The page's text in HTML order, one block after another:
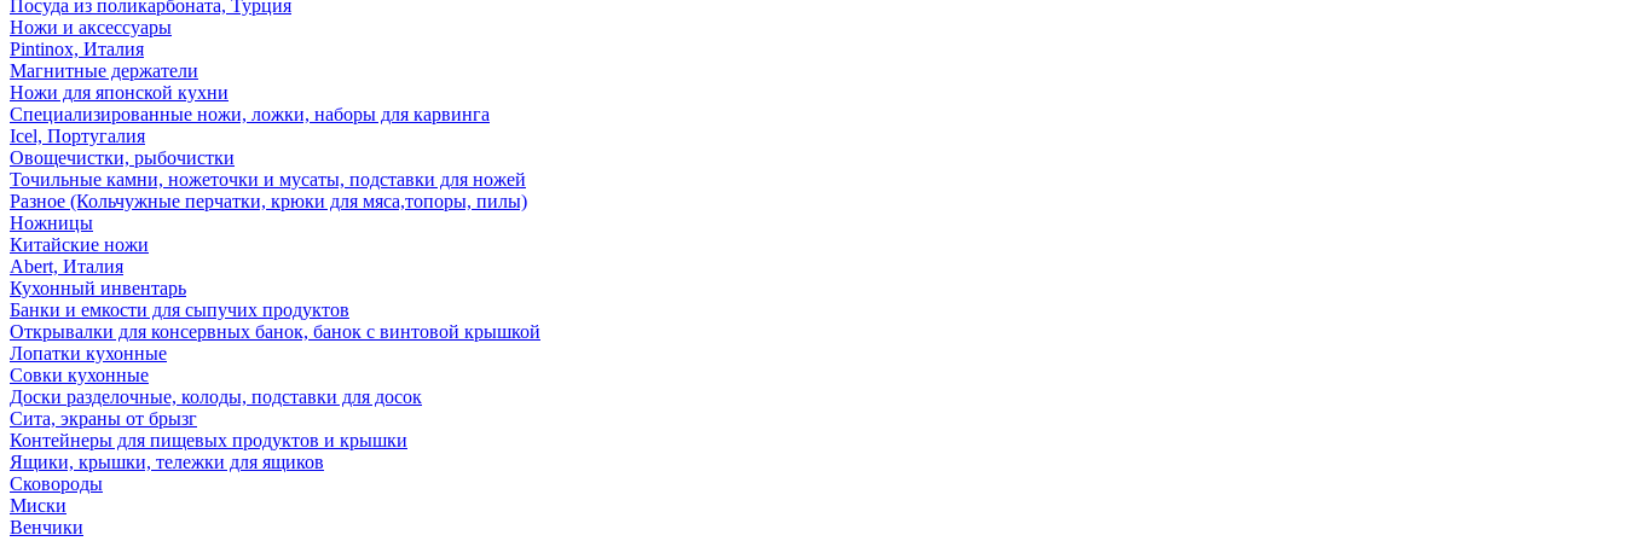
Посуда из поликарбоната, Турция
Ножи и аксессуары
Pintinox, Италия
Магнитные держатели
Ножи для японской кухни
Специализированные ножи, ложки, наборы для карвинга
Icel, Португалия
Овощечистки, рыбочистки
Точильные камни, ножеточки и мусаты, подставки для ножей
Разное (Кольчужные перчатки, крюки для мяса,топоры, пилы)
Ножницы
Китайские ножи
Abert, Италия
Кухонный инвентарь
Банки и емкости для сыпучих продуктов
Открывалки для консервных банок, банок с винтовой крышкой
Лопатки кухонные
Совки кухонные
Доски разделочные, колоды, подставки для досок
Сита, экраны от брызг
Контейнеры для пищевых продуктов и крышки
Ящики, крышки, тележки для ящиков
Сковороды
Миски
Венчики